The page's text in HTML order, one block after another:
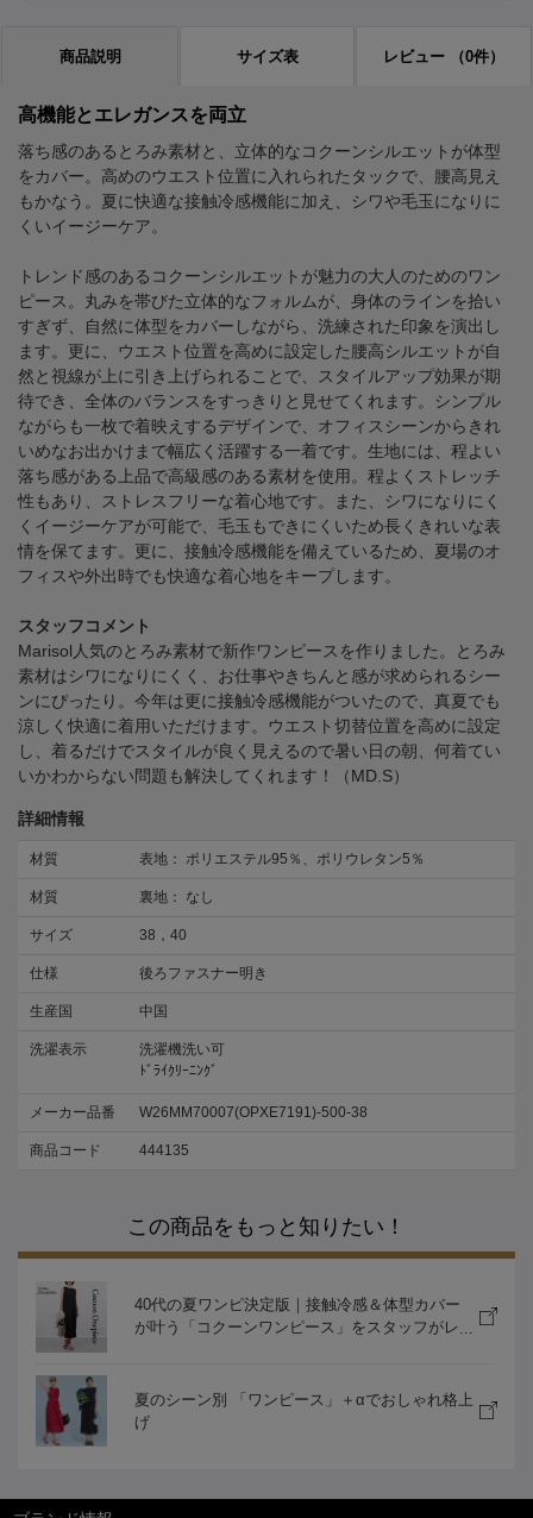
商品説明 サイズ表 レビュー （0件）
高機能とエレガンスを両立
落ち感のあるとろみ素材と、立体的なコクーンシルエットが体型
をカバー。高めのウエスト位置に入れられたタックで、腰高見え
もかなう。夏に快適な接触冷感機能に加え、シワや毛玉になりに
くいイージーケア。
トレンド感のあるコクーンシルエットが魅力の大人のためのワン
ピース。丸みを帯びた立体的なフォルムが、身体のラインを拾い
すぎず、自然に体型をカバーしながら、洗練された印象を演出し
ます。更に、ウエスト位置を高めに設定した腰高シルエットが自
然と視線が上に引き上げられることで、スタイルアップ効果が期
待でき、全体のバランスをすっきりと見せてくれます。シンプル
ながらも一枚で着映えするデザインで、オフィスシーンからきれ
いめなお出かけまで幅広く活躍する一着です。生地には、程よい
落ち感がある上品で高級感のある素材を使用。程よくストレッチ
性もあり、ストレスフリーな着心地です。また、シワになりにく
くイージーケアが可能で、毛玉もできにくいため長くきれいな表
情を保てます。更に、接触冷感機能を備えているため、夏場のオ
フィスや外出時でも快適な着心地をキープします。
スタッフコメント
Marisol人気のとろみ素材で新作ワンピースを作りました。とろみ
素材はシワになりにくく、お仕事やきちんと感が求められるシー
ンにぴったり。今年は更に接触冷感機能がついたので、真夏でも
涼しく快適に着用いただけます。ウエスト切替位置を高めに設定
し、着るだけでスタイルが良く見えるので暑い日の朝、何着てい
いかわからない問題も解決してくれます！（MD.S）
詳細情報
材質 表地： ポリエステル95％、ポリウレタン5％
材質 裏地： なし
サイズ 38，40
仕様 後ろファスナー明き
生産国 中国
洗濯表示
洗濯機洗い可
ﾄﾞﾗｲｸﾘｰﾆﾝｸﾞ
メーカー品番 W26MM70007(OPXE7191)-500-38
商品コード 444135
この商品をもっと知りたい！
40代の夏ワンピ決定版｜接触冷感＆体型カバー
が叶う「コクーンワンピース」をスタッフがレ
夏のシーン別 「ワンピース」＋αでおしゃれ格上
げ